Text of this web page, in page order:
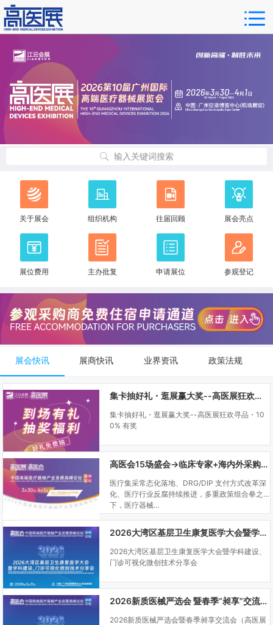
输入关键词搜索
关于展会 组织机构 往届回顾 展会亮点
展位费用 主办批复 申请展位 参观登记
展会快讯 展商快讯 业界资讯 政策法规
集卡抽好礼・逛展赢大奖--高医展狂欢寻品・100% 有奖
集卡抽好礼・逛展赢大奖--高医展狂欢寻品・10
0% 有奖
高医会15场盛会→临床专家+海内外采购商双向对接
医疗集采常态化落地、DRG/DIP 支付方式改革深
化、医疗行业反腐持续推进，多重政策组合拳之
下，医疗器械...
2026大湾区基层卫生康复医学大会暨学科建设、门诊可视化微创技术分享会
2026大湾区基层卫生康复医学大会暨学科建设、
门诊可视化微创技术分享会
2026新质医械严选会 暨春季“昶享”交流会（高医展站）
2026新质医械严选会暨春季昶享交流会（高医展